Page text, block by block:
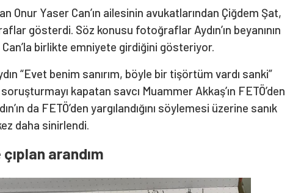
Onur Yaser Can’ın ailesinin avukatlarından Çiğdem Şat,
gösterdi. Söz konusu fotoğraflar Aydın’ın beyanının
birlikte emniyete girdiğini gösteriyor.
“Evet benim sanırım, böyle bir tişörtüm vardı sanki”
kapatan savcı Muammer Akkaş’ın FETÖ’den
da FETÖ’den yargılandığını söylemesi üzerine sanık
daha sinirlendi.
arandım